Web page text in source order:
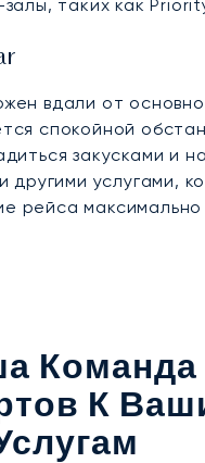
таких как
вдали от
спокойной
закусками и
другими услугами,
рейса максимально
Команда
К